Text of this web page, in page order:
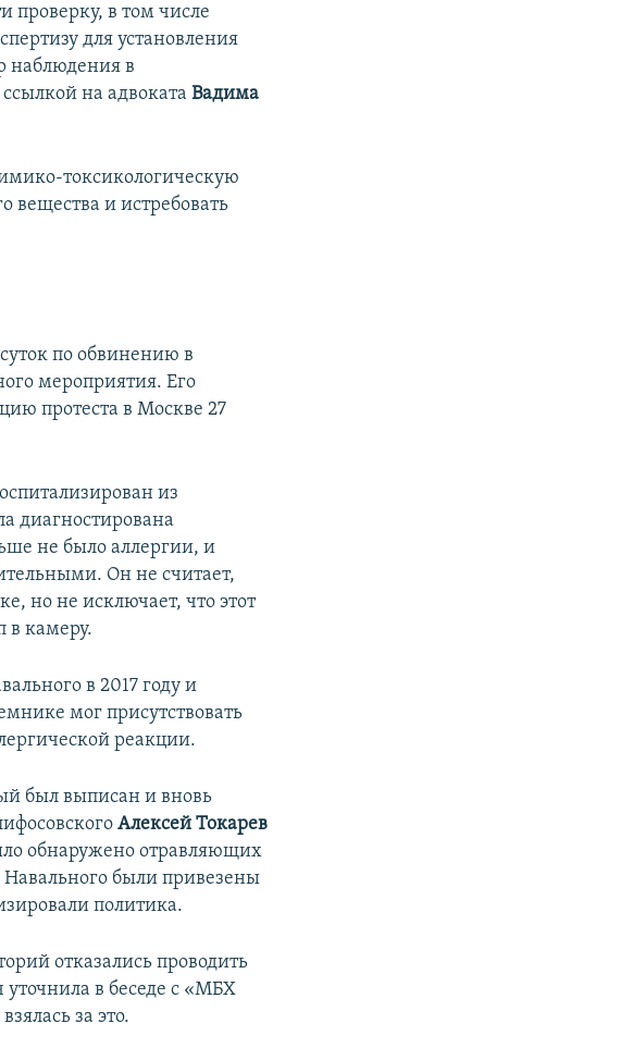
проверку, в том числе
для установления
наблюдения в
ссылкой на адвокатаВадима
токсикологическую
вещества и истребовать
по обвинению в
мероприятия. Его
протеста в Москве 27
из
диагностирована
не было аллергии, и
Он не считает,
но не исключает, что этот
в камеру.
в 2017 году и
мог присутствовать
реакции.
был выписан и вновь
Алексей Токарев
обнаружено отравляющих
были привезены
политика.
отказались проводить
уточнила в беседе с «МБХ
за это.